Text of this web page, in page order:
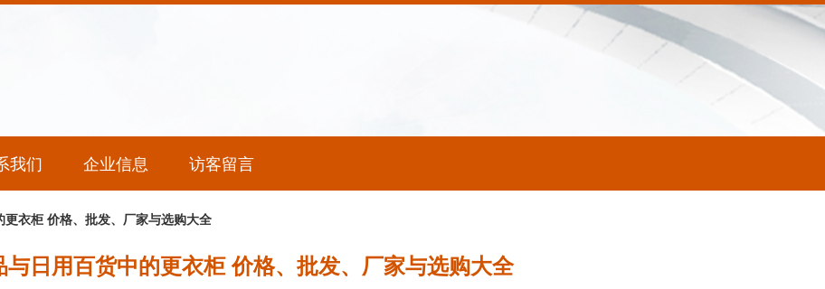
我们 企业信息 访客留言
更衣柜 价格、批发、厂家与选购大全
与日用百货中的更衣柜 价格、批发、厂家与选购大全